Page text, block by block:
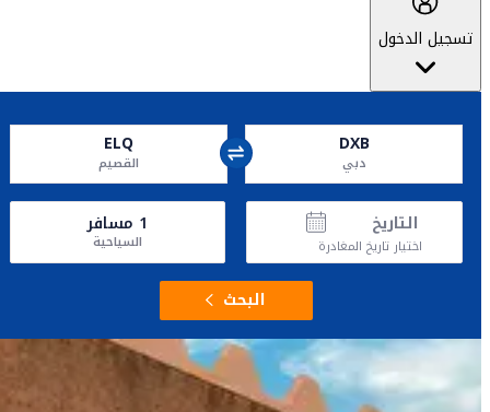
تسجيل الدخول
DXB
دبي
ELQ
القصيم
التاريخ
اختيار تاريخ المغادرة
1 مسافر
السياحية
البحث